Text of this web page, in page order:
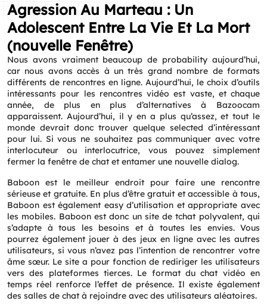
Agression Au Marteau : Un
Adolescent Entre La Vie Et La Mort
(nouvelle Fenêtre)
Nous avons vraiment beaucoup de probability aujourd’hui,
car nous avons accès à un très grand nombre de formats
différents de rencontres en ligne. Aujourd’hui, le choix d’outils
intéressants pour les rencontres vidéo est vaste, et chaque
année, de plus en plus d’alternatives à Bazoocam
apparaissent. Aujourd’hui, il y en a plus qu’assez, et tout le
monde devrait donc trouver quelque selected d’intéressant
pour lui. Si vous ne souhaitez pas communiquer avec votre
interlocuteur ou interlocutrice, vous pouvez simplement
fermer la fenêtre de chat et entamer une nouvelle dialog.
Baboon est le meilleur endroit pour faire une rencontre
sérieuse et gratuite. En plus d’être gratuit et accessible à tous,
Baboon est également easy d’utilisation et appropriate avec
les mobiles. Baboon est donc un site de tchat polyvalent, qui
s’adapte à tous les besoins et à toutes les envies. Vous
pourrez également jouer à des jeux en ligne avec les autres
utilisateurs, si vous n’avez pas l’intention de rencontrer votre
âme sœur. Le site a pour fonction de rediriger les utilisateurs
vers des plateformes tierces. Le format du chat vidéo en
temps réel renforce l’effet de présence. Il existe également
des salles de chat à rejoindre avec des utilisateurs aléatoires.